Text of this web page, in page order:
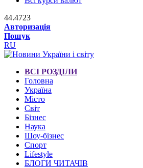
44.4723
Авторизація
Пошук
RU
ВСІ РОЗДІЛИ
Головна
Україна
Місто
Світ
Бізнес
Наука
Шоу-бізнес
Спорт
Lifestyle
БЛОГИ ЧИТАЧІВ